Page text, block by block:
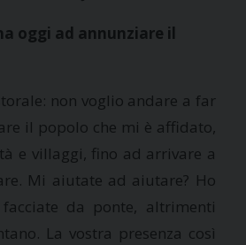
oggi ad annunziare il
: non voglio andare a far
il popolo che mi è affidato,
e villaggi, fino ad arrivare a
Mi aiutate ad aiutare? Ho
da ponte, altrimenti
La vostra presenza così